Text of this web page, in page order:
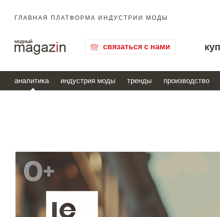
ГЛАВНАЯ ПЛАТФОРМА ИНДУСТРИИ МОДЫ
связаться с нами
аналитика индустрия моды тренды производство